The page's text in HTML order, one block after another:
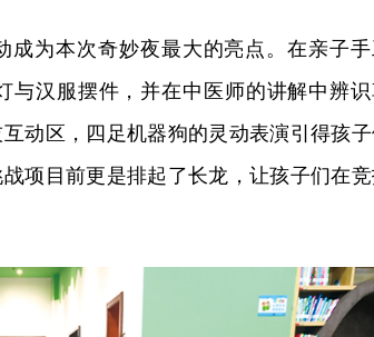
成为本次奇妙夜最大的亮点。在亲子
与汉服摆件，并在中医师的讲解中辨
动区，四足机器狗的灵动表演引得孩
项目前更是排起了长龙，让孩子们在